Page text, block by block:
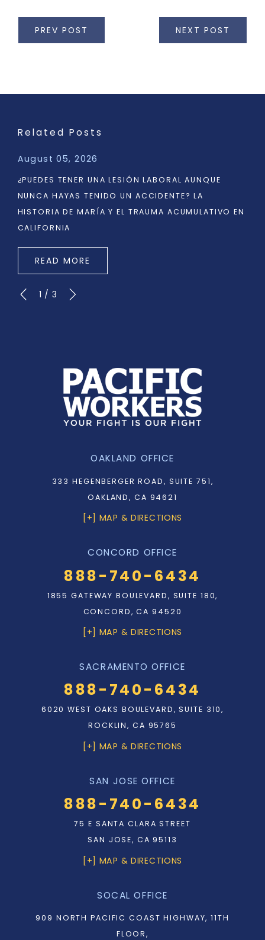
PREV POST NEXT POST
Related Posts
August 05, 2026
¿PUEDES TENER UNA LESIÓN LABORAL AUNQUE
NUNCA HAYAS TENIDO UN ACCIDENTE? LA
HISTORIA DE MARÍA Y EL TRAUMA ACUMULATIVO EN
CALIFORNIA
READ MORE
1 / 3
OAKLAND OFFICE
333 HEGENBERGER ROAD, SUITE 751,
OAKLAND, CA 94621
[+] MAP & DIRECTIONS
CONCORD OFFICE
888-740-6434
1855 GATEWAY BOULEVARD, SUITE 180,
CONCORD, CA 94520
[+] MAP & DIRECTIONS
SACRAMENTO OFFICE
888-740-6434
6020 WEST OAKS BOULEVARD, SUITE 310,
ROCKLIN, CA 95765
[+] MAP & DIRECTIONS
SAN JOSE OFFICE
888-740-6434
75 E SANTA CLARA STREET
SAN JOSE, CA 95113
[+] MAP & DIRECTIONS
SOCAL OFFICE
909 NORTH PACIFIC COAST HIGHWAY, 11TH
FLOOR,